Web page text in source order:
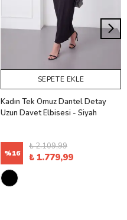
SEPETE EKLE
Kadın Tek Omuz Dantel Detay
Uzun Davet Elbisesi - Siyah
%16
₺ 2.109,99
₺ 1.779,99